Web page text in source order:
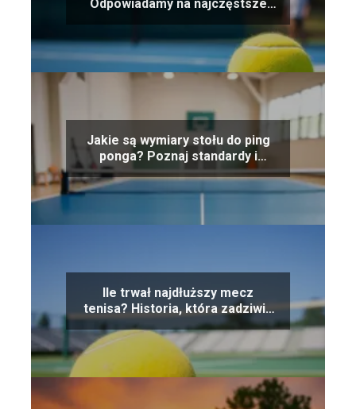
Odpowiadamy na najczęstsze
Jakie są wymiary stołu do ping
ponga? Poznaj standardy i
zasady
Ile trwał najdłuższy mecz
tenisa? Historia, która zadziwia